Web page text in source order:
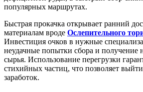
популярных маршрутах.
Быстрая прокачка открывает ранний
материалам вроде Ослепительного
Инвестиция очков в нужные
неудачные попытки сбора и получение
сырья. Использование перегрузки
стихийных частиц, что позволяет
заработок.